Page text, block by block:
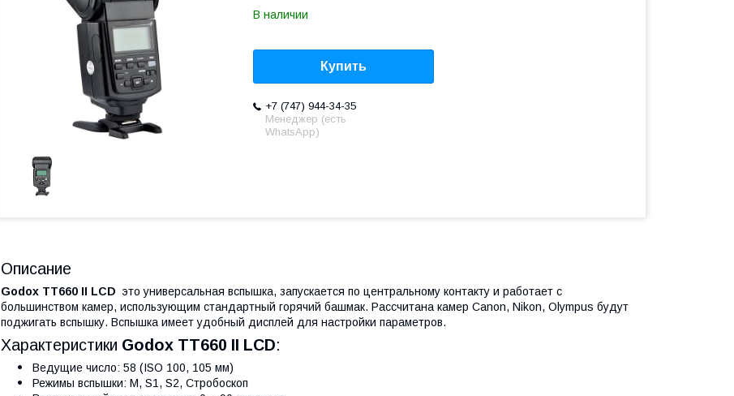
В наличии
Купить
+7 (747) 944-34-35
Менеджер (есть
WhatsApp)
Описание
Godox TT660 II LCD это универсальная вспышка, запускается по центральному контакту и работает с
большинством камер, использующим стандартный горячий башмак. Рассчитана камер Canon, Nikon, Olympus будут
поджигать вспышку. Вспышка имеет удобный дисплей для настройки параметров.
Характеристики Godox TT660 II LCD:
Ведущие число: 58 (ISO 100, 105 мм)
Режимы вспышки: M, S1, S2, Стробоскоп